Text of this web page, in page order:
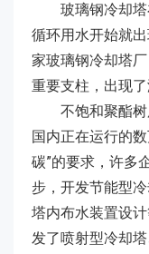
玻璃钢冷却塔
循环用水开始就
家玻璃钢冷却塔
重要支柱，出现
不饱和聚酯树
国内正在运行的
碳”的要求，许多
步，开发节能型
塔内布水装置设
发了喷射型冷却